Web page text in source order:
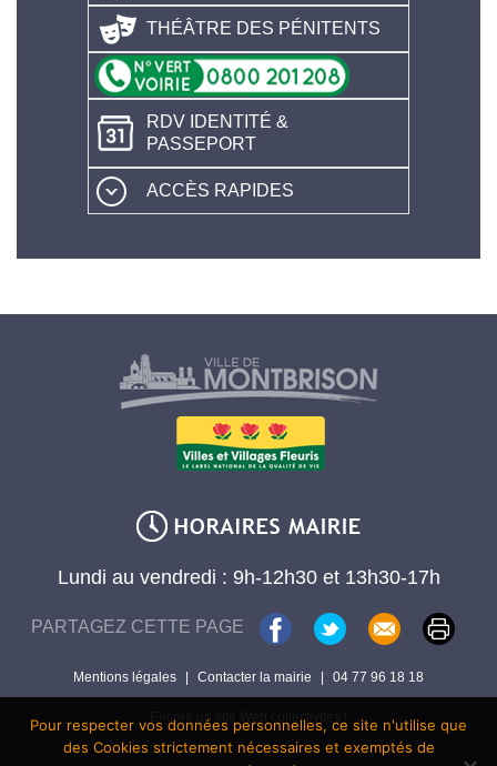
THÉÂTRE DES PÉNITENTS
RDV IDENTITÉ &
PASSEPORT
ACCÈS RAPIDES
Lundi au vendredi : 9h-12h30 et 13h30-17h
PARTAGEZ CETTE PAGE
Mentions légales | Contacter la mairie | 04 77 96 18 18
Encore un site Web collectivités !
Pour respecter vos données personnelles, ce site n'utilise que
des Cookies strictement nécessaires et exemptés de